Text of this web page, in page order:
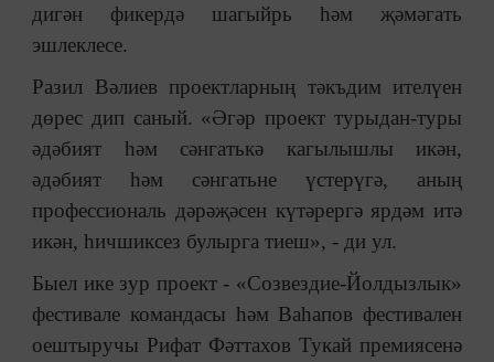
дигән фикердә шагыйрь һәм җәмәгать
эшлеклесе.
Разил Вәлиев проектларның тәкъдим ителүен
дөрес дип саный. «Әгәр проект турыдан-туры
әдәбият һәм сәнгатькә кагылышлы икән,
әдәбият һәм сәнгатьне үстерүгә, аның
профессиональ дәрәҗәсен күтәрергә ярдәм итә
икән, һичшиксез булырга тиеш», - ди ул.
Быел ике зур проект - «Созвездие-Йолдызлык»
фестивале командасы һәм Ваһапов фестивален
оештыручы Рифат Фәттахов Тукай премиясенә